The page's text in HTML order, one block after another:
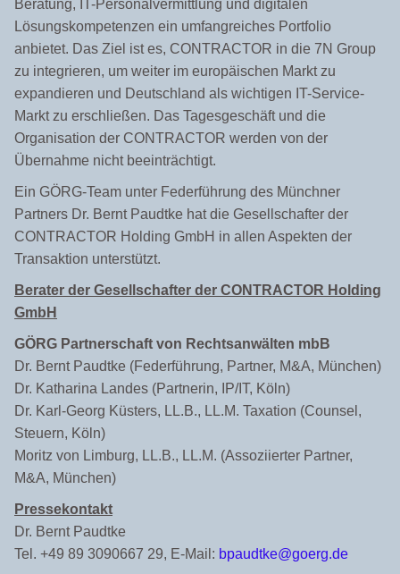
Beratung, IT-Personalvermittlung und digitalen
Lösungskompetenzen ein umfangreiches Portfolio
anbietet. Das Ziel ist es, CONTRACTOR in die 7N Group
zu integrieren, um weiter im europäischen Markt zu
expandieren und Deutschland als wichtigen IT-Service-
Markt zu erschließen. Das Tagesgeschäft und die
Organisation der CONTRACTOR werden von der
Übernahme nicht beeinträchtigt.
Ein GÖRG-Team unter Federführung des Münchner
Partners Dr. Bernt Paudtke hat die Gesellschafter der
CONTRACTOR Holding GmbH in allen Aspekten der
Transaktion unterstützt.
Berater der Gesellschafter der CONTRACTOR Holding
GmbH
GÖRG Partnerschaft von Rechtsanwälten mbB
Dr. Bernt Paudtke (Federführung, Partner, M&A, München)
Dr. Katharina Landes (Partnerin, IP/IT, Köln)
Dr. Karl-Georg Küsters, LL.B., LL.M. Taxation (Counsel,
Steuern, Köln)
Moritz von Limburg, LL.B., LL.M. (Assoziierter Partner,
M&A, München)
Pressekontakt
Dr. Bernt Paudtke
Tel. +49 89 3090667 29, E-Mail: bpaudtke@goerg.de